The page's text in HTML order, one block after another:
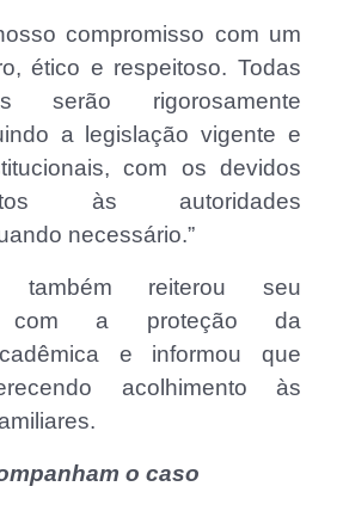
compromisso com um
ético e respeitoso. Todas
serão rigorosamente
a legislação vigente e
com os devidos
às autoridades
necessário.”
também reiterou seu
com a proteção da
e informou que
acolhimento às
o caso